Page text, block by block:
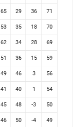
65 29 36 71
53 35 18 70
62 34 28 69
51 36 15 59
49 46 3 56
41 40 1 54
45 48 -3 50
46 50 -4 49